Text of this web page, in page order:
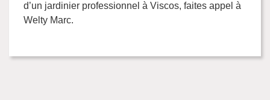
d’un jardinier professionnel à Viscos, faites appel à
Welty Marc.